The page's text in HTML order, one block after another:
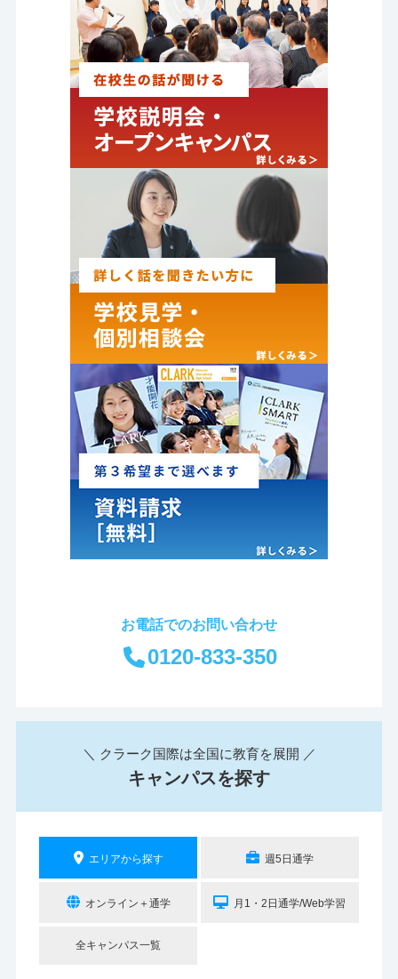
お電話でのお問い合わせ
0120-833-350
＼ クラーク国際は全国に教育を展開 ／
キャンパスを探す
エリアから探す 週5日通学
オンライン＋通学 月1・2日通学/Web学習
全キャンパス一覧